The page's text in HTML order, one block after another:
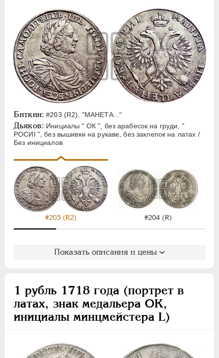
Биткин: #203 (R2), "МАНЕТА..."
Дьяков: Инициалы " ОК ", без арабесок на груди, "
РОСИI ", без вышивки на рукаве, без заклепок на латах /
Без инициалов
#203 (R2) #204 (R)
Показать описания и цены
1 рубль 1718 года (портрет в
латах, знак медальера ОК,
инициалы минцмейстера L)